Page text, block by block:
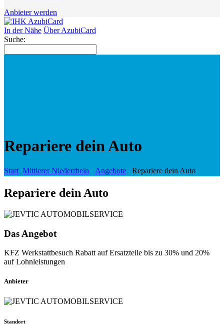
Anbieter werden
In der Nähe Über AzubiCard
Suche:
Repariere dein Auto
Start Mittlerer Niederrhein Angebote Repariere dein Auto
Repariere dein Auto
Das Angebot
KFZ Werkstattbesuch Rabatt auf Ersatzteile bis zu 30% und 20%
auf Lohnleistungen
Anbieter
Standort